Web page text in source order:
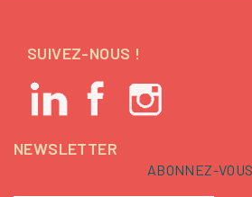
SUIVEZ-NOUS !
NEWSLETTER
ABONNEZ-VOUS.